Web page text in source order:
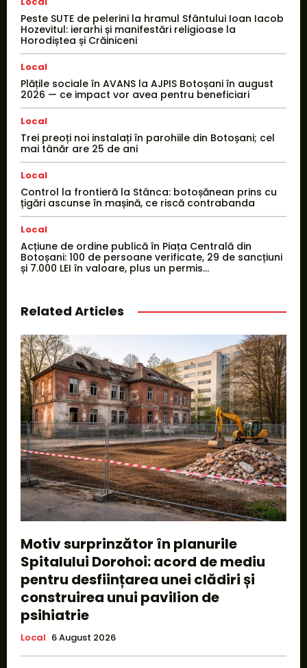
Peste SUTE de pelerini la hramul Sfântului Ioan Iacob
Hozevitul: ierarhi și manifestări religioase la
Horodiștea și Crăiniceni
Local
Plățile sociale în AVANS la AJPIS Botoșani în august
2026 — ce impact vor avea pentru beneficiari
Local
Trei preoți noi instalați în parohiile din Botoșani; cel
mai tânăr are 25 de ani
Local
Control la frontieră la Stânca: botoșănean prins cu
țigări ascunse în mașină, ce riscă contrabanda
Local
Acțiune de ordine publică în Piața Centrală din
Botoșani: 100 de persoane verificate, 29 de sancțiuni
și 7.000 LEI în valoare, plus un permis...
Related Articles
Motiv surprinzător în planurile
Spitalului Dorohoi: acord de mediu
pentru desființarea unei clădiri și
construirea unui pavilion de
psihiatrie
Local 6 August 2026